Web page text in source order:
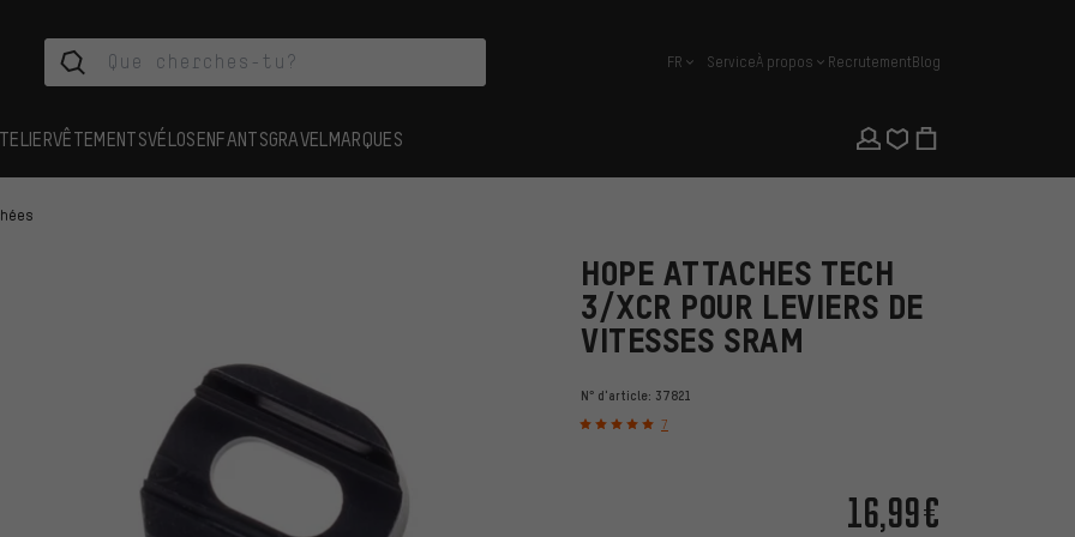
français
FR ServiceÀ propos RecrutementBlog
VÊTEMENTSVÉLOSENFANTSGRAVEL MARQUES
HOPE ATTACHES TECH
3/XCR POUR LEVIERS DE
VITESSES SRAM
N° d'article: 37821
7
16,99€